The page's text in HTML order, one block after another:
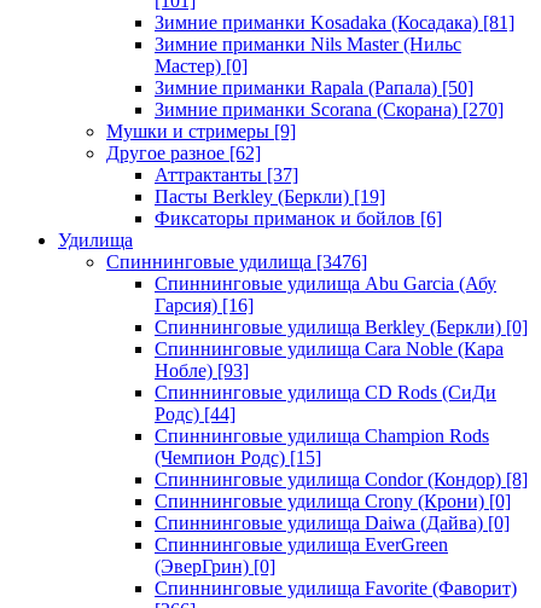
Зимние приманки Kosadaka (Косадака) [81]
Зимние приманки Nils Master (Нильс
Мастер) [0]
Зимние приманки Rapala (Рапала) [50]
Зимние приманки Scorana (Скорана) [270]
Мушки и стримеры [9]
Другое разное [62]
Аттрактанты [37]
Пасты Berkley (Беркли) [19]
Фиксаторы приманок и бойлов [6]
Удилища
Спиннинговые удилища [3476]
Спиннинговые удилища Abu Garcia (Абу
Гарсия) [16]
Спиннинговые удилища Berkley (Беркли) [0]
Спиннинговые удилища Cara Noble (Кара
Нобле) [93]
Спиннинговые удилища CD Rods (СиДи
Родс) [44]
Спиннинговые удилища Champion Rods
(Чемпион Родс) [15]
Спиннинговые удилища Condor (Кондор) [8]
Спиннинговые удилища Crony (Крони) [0]
Спиннинговые удилища Daiwa (Дайва) [0]
Спиннинговые удилища EverGreen
(ЭверГрин) [0]
Спиннинговые удилища Favorite (Фаворит)